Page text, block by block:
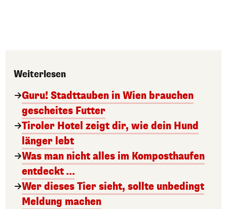
Weiterlesen
Guru! Stadttauben in Wien brauchen
gescheites Futter
Tiroler Hotel zeigt dir, wie dein Hund
länger lebt
Was man nicht alles im Komposthaufen
entdeckt …
Wer dieses Tier sieht, sollte unbedingt
Meldung machen